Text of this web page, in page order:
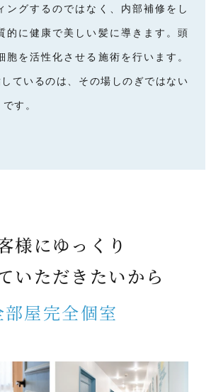
ングするのではなく、内部補修をし
的に健康で美しい髪に導きます。頭
胞を活性化させる施術を行います。
ているのは、その場しのぎではない
す。
様にゆっくり
いただきたいから
部屋完全個室